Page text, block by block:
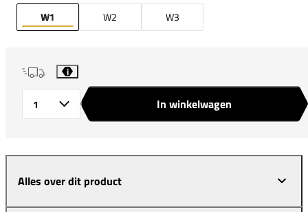
W1 W2 W3
i
In winkelwagen
Alles over dit product